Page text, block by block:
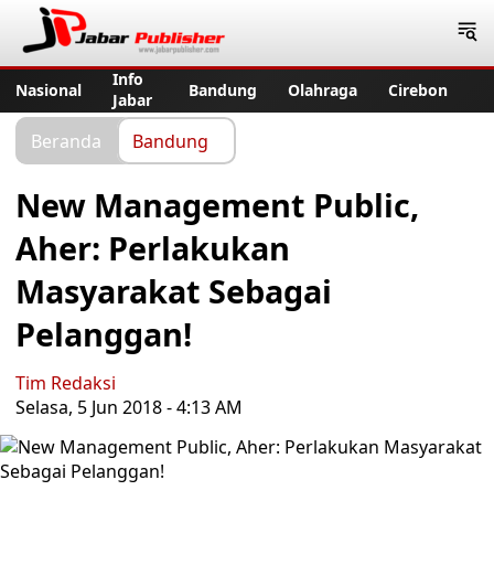
Nasional
Info
Jabar
Bandung Olahraga Cirebon
Beranda Bandung
New Management Public,
Aher: Perlakukan
Masyarakat Sebagai
Pelanggan!
Tim Redaksi
Selasa, 5 Jun 2018 - 4:13 AM